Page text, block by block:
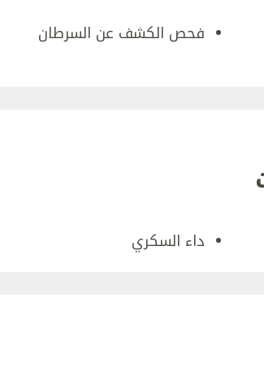
فحص الكشف عن السرطان
داء السكري